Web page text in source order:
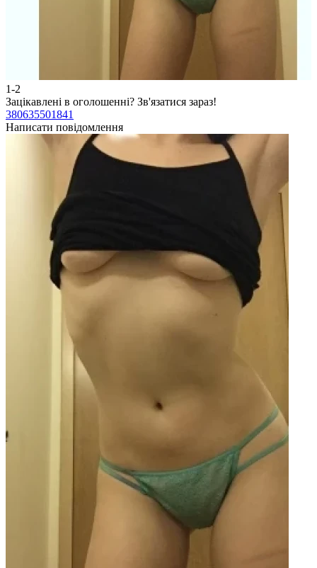
1-2
Зацікавлені в оголошенні? Зв'язатися зараз!
380635501841
Написати повідомлення